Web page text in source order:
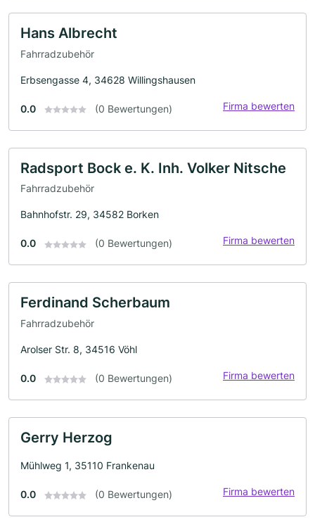
Hans Albrecht
Fahrradzubehör
Erbsengasse 4, 34628 Willingshausen
0.0 (0 Bewertungen) Firma bewerten
Radsport Bock e. K. Inh. Volker Nitsche
Fahrradzubehör
Bahnhofstr. 29, 34582 Borken
0.0 (0 Bewertungen) Firma bewerten
Ferdinand Scherbaum
Fahrradzubehör
Arolser Str. 8, 34516 Vöhl
0.0 (0 Bewertungen) Firma bewerten
Gerry Herzog
Mühlweg 1, 35110 Frankenau
0.0 (0 Bewertungen) Firma bewerten